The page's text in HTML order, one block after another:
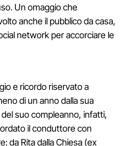
Un omaggio che
anche il pubblico da casa,
network per accorciare le
e ricordo riservato a
di un anno dalla sua
suo compleanno, infatti,
il conduttore con
da Rita dalla Chiesa (ex